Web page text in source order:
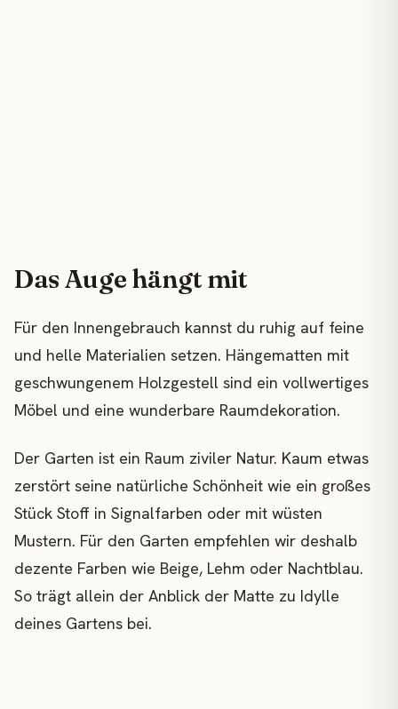
Das Auge hängt mit
Für den Innengebrauch kannst du ruhig auf feine
und helle Materialien setzen. Hängematten mit
geschwungenem Holzgestell sind ein vollwertiges
Möbel und eine wunderbare Raumdekoration.
Der Garten ist ein Raum ziviler Natur. Kaum etwas
zerstört seine natürliche Schönheit wie ein großes
Stück Stoff in Signalfarben oder mit wüsten
Mustern. Für den Garten empfehlen wir deshalb
dezente Farben wie Beige, Lehm oder Nachtblau.
So trägt allein der Anblick der Matte zu Idylle
deines Gartens bei.